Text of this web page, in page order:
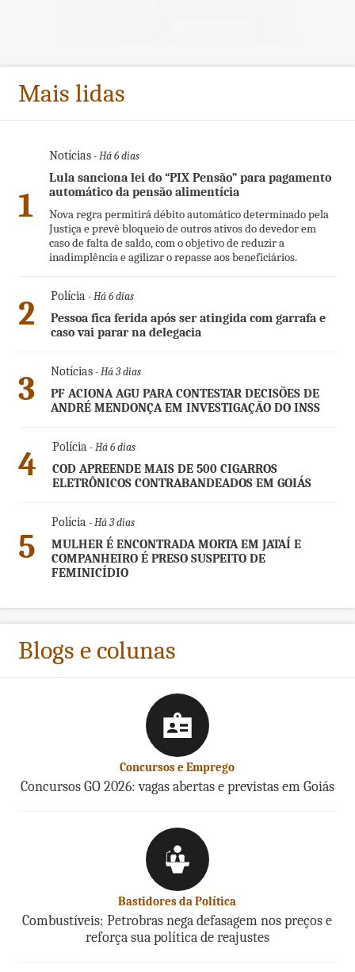
Mais lidas
1
Notícias- Há 6 dias
Lula sanciona lei do “PIX Pensão” para pagamento
automático da pensão alimentícia
Nova regra permitirá débito automático determinado pela
Justiça e prevê bloqueio de outros ativos do devedor em
caso de falta de saldo, com o objetivo de reduzir a
inadimplência e agilizar o repasse aos beneficiários.
2 Polícia - Há 6 dias
Pessoa fica ferida após ser atingida com garrafa e
caso vai parar na delegacia
3 Notícias- Há 3 dias
PF ACIONA AGU PARA CONTESTAR DECISÕES DE
ANDRÉ MENDONÇA EM INVESTIGAÇÃO DO INSS
4 Polícia - Há 6 dias
COD APREENDE MAIS DE 500 CIGARROS
ELETRÔNICOS CONTRABANDEADOS EM GOIÁS
5
Polícia - Há 3 dias
MULHER É ENCONTRADA MORTA EM JATAÍ E
COMPANHEIRO É PRESO SUSPEITO DE
FEMINICÍDIO
Blogs e colunas
Concursos e Emprego
Concursos GO 2026: vagas abertas e previstas em Goiás
Bastidores da Política
Combustíveis: Petrobras nega defasagem nos preços e
reforça sua política de reajustes